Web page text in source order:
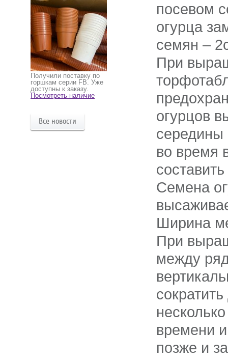
Получили поставку по
горшкам серии FB. Уже
доступны к заказу.
Посмотреть наличие
Все новости
посевом
огурца
семян –
При
огурцов
середины
во время
Семена
Ширина
При
между
времени
позже и